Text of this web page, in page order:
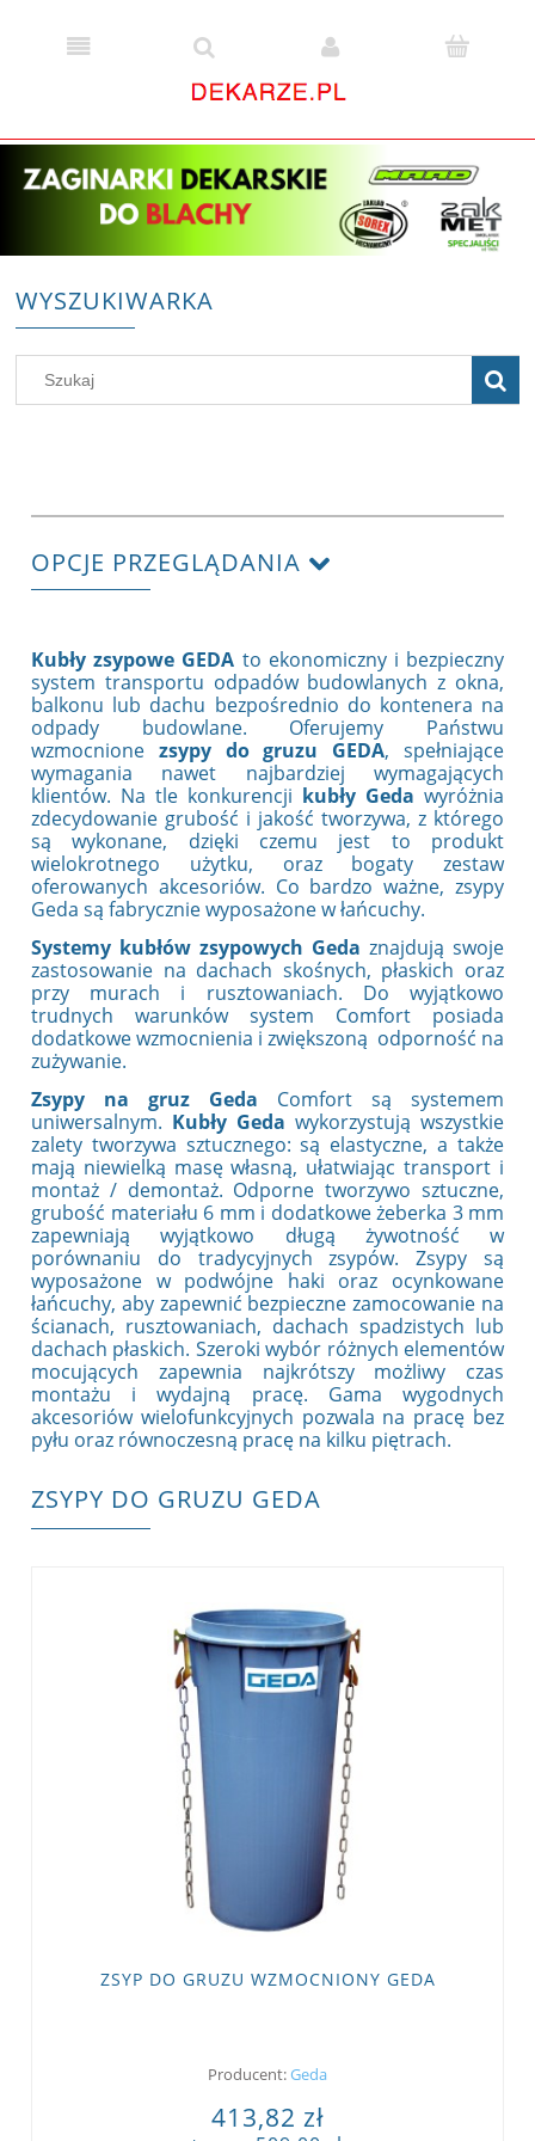
WYSZUKIWARKA
OPCJE PRZEGLĄDANIA
Kubły zsypowe GEDA to ekonomiczny i bezpieczny
system transportu odpadów budowlanych z okna,
balkonu lub dachu bezpośrednio do kontenera na
odpady budowlane. Oferujemy Państwu
wzmocnione zsypy do gruzu GEDA, spełniające
wymagania nawet najbardziej wymagających
klientów. Na tle konkurencji kubły Geda wyróżnia
zdecydowanie grubość i jakość tworzywa, z którego
są wykonane, dzięki czemu jest to produkt
wielokrotnego użytku, oraz bogaty zestaw
oferowanych akcesoriów. Co bardzo ważne, zsypy
Geda są fabrycznie wyposażone w łańcuchy.
Systemy kubłów zsypowych Geda znajdują swoje
zastosowanie na dachach skośnych, płaskich oraz
przy murach i rusztowaniach. Do wyjątkowo
trudnych warunków system Comfort posiada
dodatkowe wzmocnienia i zwiększoną odporność na
zużywanie.
Zsypy na gruz Geda Comfort są systemem
uniwersalnym. Kubły Geda wykorzystują wszystkie
zalety tworzywa sztucznego: są elastyczne, a także
mają niewielką masę własną, ułatwiając transport i
montaż / demontaż. Odporne tworzywo sztuczne,
grubość materiału 6 mm i dodatkowe żeberka 3 mm
zapewniają wyjątkowo długą żywotność w
porównaniu do tradycyjnych zsypów. Zsypy są
wyposażone w podwójne haki oraz ocynkowane
łańcuchy, aby zapewnić bezpieczne zamocowanie na
ścianach, rusztowaniach, dachach spadzistych lub
dachach płaskich. Szeroki wybór różnych elementów
mocujących zapewnia najkrótszy możliwy czas
montażu i wydajną pracę. Gama wygodnych
akcesoriów wielofunkcyjnych pozwala na pracę bez
pyłu oraz równoczesną pracę na kilku piętrach.
ZSYPY DO GRUZU GEDA
ZSYP DO GRUZU WZMOCNIONY GEDA
Producent:Geda
413,82 zł